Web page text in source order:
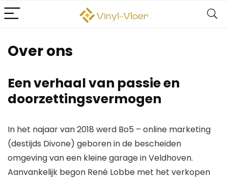
Over ons
Een verhaal van passie en
doorzettingsvermogen
In het najaar van 2018 werd Bo5 – online marketing
(destijds Divone) geboren in de bescheiden
omgeving van een kleine garage in Veldhoven.
Aanvankelijk begon René Lobbe met het verkopen